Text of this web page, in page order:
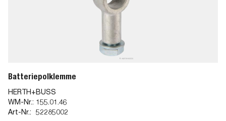
Batteriepolklemme
HERTH+BUSS
WM-Nr.: 155.01.46
Art-Nr.: 52285002